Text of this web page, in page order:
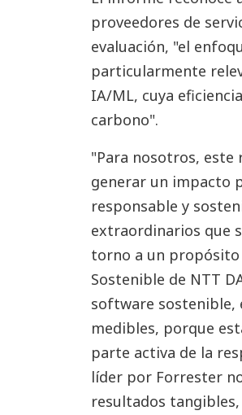
proveedores de
evaluación, "el
particularmente
IA/ML, cuya
carbono".
"Para nosotros, este
generar un impacto
responsable y
extraordinarios que
torno a un propósito
Sostenible de NTT
software sostenible,
medibles, porque
parte activa de la
líder por Forrester
resultados